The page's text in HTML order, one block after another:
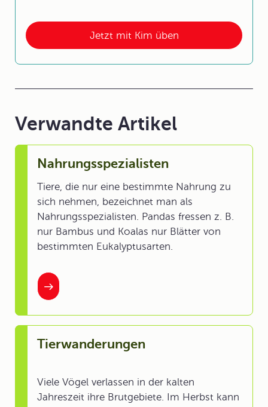
Jetzt mit Kim üben
Verwandte Artikel
Nahrungsspezialisten
Tiere, die nur eine bestimmte Nahrung zu
sich nehmen, bezeichnet man als
Nahrungsspezialisten. Pandas fressen z. B.
nur Bambus und Koalas nur Blätter von
bestimmten Eukalyptusarten.
Tierwanderungen
Viele Vögel verlassen in der kalten
Jahreszeit ihre Brutgebiete. Im Herbst kann